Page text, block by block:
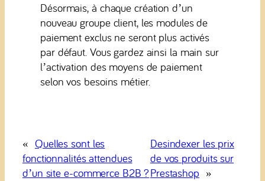
Désormais, à chaque création d’un
nouveau groupe client, les modules de
paiement exclus ne seront plus activés
par défaut. Vous gardez ainsi la main sur
l’activation des moyens de paiement
selon vos besoins métier.
« Quelles sont les
fonctionnalités attendues
d’un site e-commerce B2B ?
Desindexer les prix
de vos produits sur
Prestashop »